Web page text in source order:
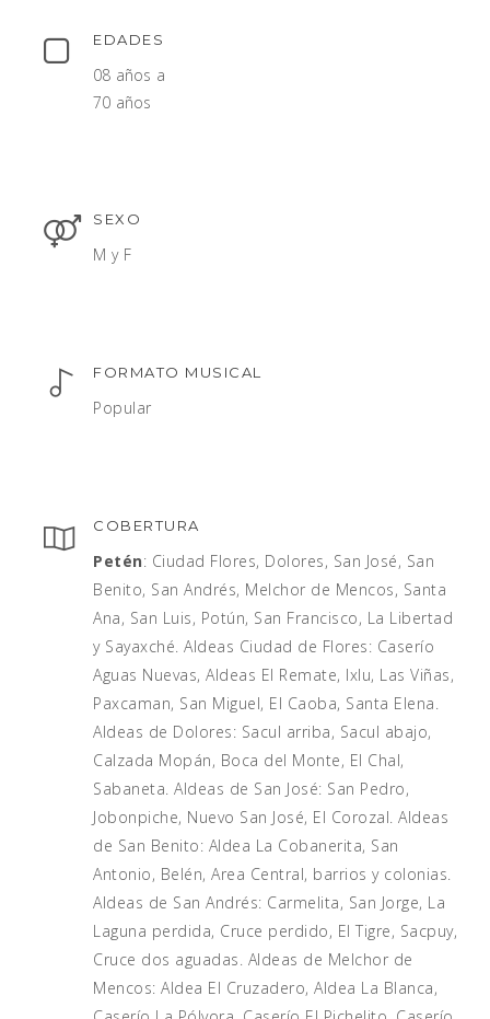
EDADES
08 años a
70 años
SEXO
M y F
FORMATO MUSICAL
Popular
COBERTURA
Petén: Ciudad Flores, Dolores, San José, San
Benito, San Andrés, Melchor de Mencos, Santa
Ana, San Luis, Potún, San Francisco, La Libertad
y Sayaxché. Aldeas Ciudad de Flores: Caserío
Aguas Nuevas, Aldeas El Remate, Ixlu, Las Viñas,
Paxcaman, San Miguel, El Caoba, Santa Elena.
Aldeas de Dolores: Sacul arriba, Sacul abajo,
Calzada Mopán, Boca del Monte, El Chal,
Sabaneta. Aldeas de San José: San Pedro,
Jobonpiche, Nuevo San José, El Corozal. Aldeas
de San Benito: Aldea La Cobanerita, San
Antonio, Belén, Area Central, barrios y colonias.
Aldeas de San Andrés: Carmelita, San Jorge, La
Laguna perdida, Cruce perdido, El Tigre, Sacpuy,
Cruce dos aguadas. Aldeas de Melchor de
Mencos: Aldea El Cruzadero, Aldea La Blanca,